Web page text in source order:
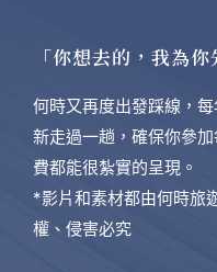
「你想去的，我為你
何時又再度出發踩線，
新走過一趟，確保你參
費都能很紮實的呈現。
*影片和素材都由何時旅
權、侵害必究